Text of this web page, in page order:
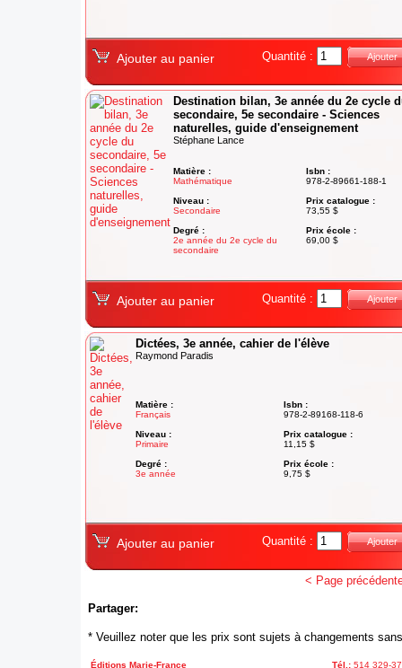
Ajouter au panier Quantité : Ajouter
Destination bilan, 3e année du 2e cycle
secondaire, 5e secondaire - Sciences
naturelles, guide d'enseignement
Stéphane Lance
Matière :
Mathématique
Niveau :
Secondaire
Degré :
2e année du 2e cycle du
secondaire
Isbn :
978-2-89661-188-1
Prix catalogue :
73,55 $
Prix école :
69,00 $
Ajouter au panier Quantité : Ajouter
Dictées, 3e année, cahier de l'élève
Raymond Paradis
Matière :
Français
Niveau :
Primaire
Degré :
3e année
Isbn :
978-2-89168-118-6
Prix catalogue :
11,15 $
Prix école :
9,75 $
Ajouter au panier Quantité : Ajouter
< Page
Partager:
* Veuillez noter que les prix sont sujets à changements
Éditions Marie-France Tél.: 514 329-